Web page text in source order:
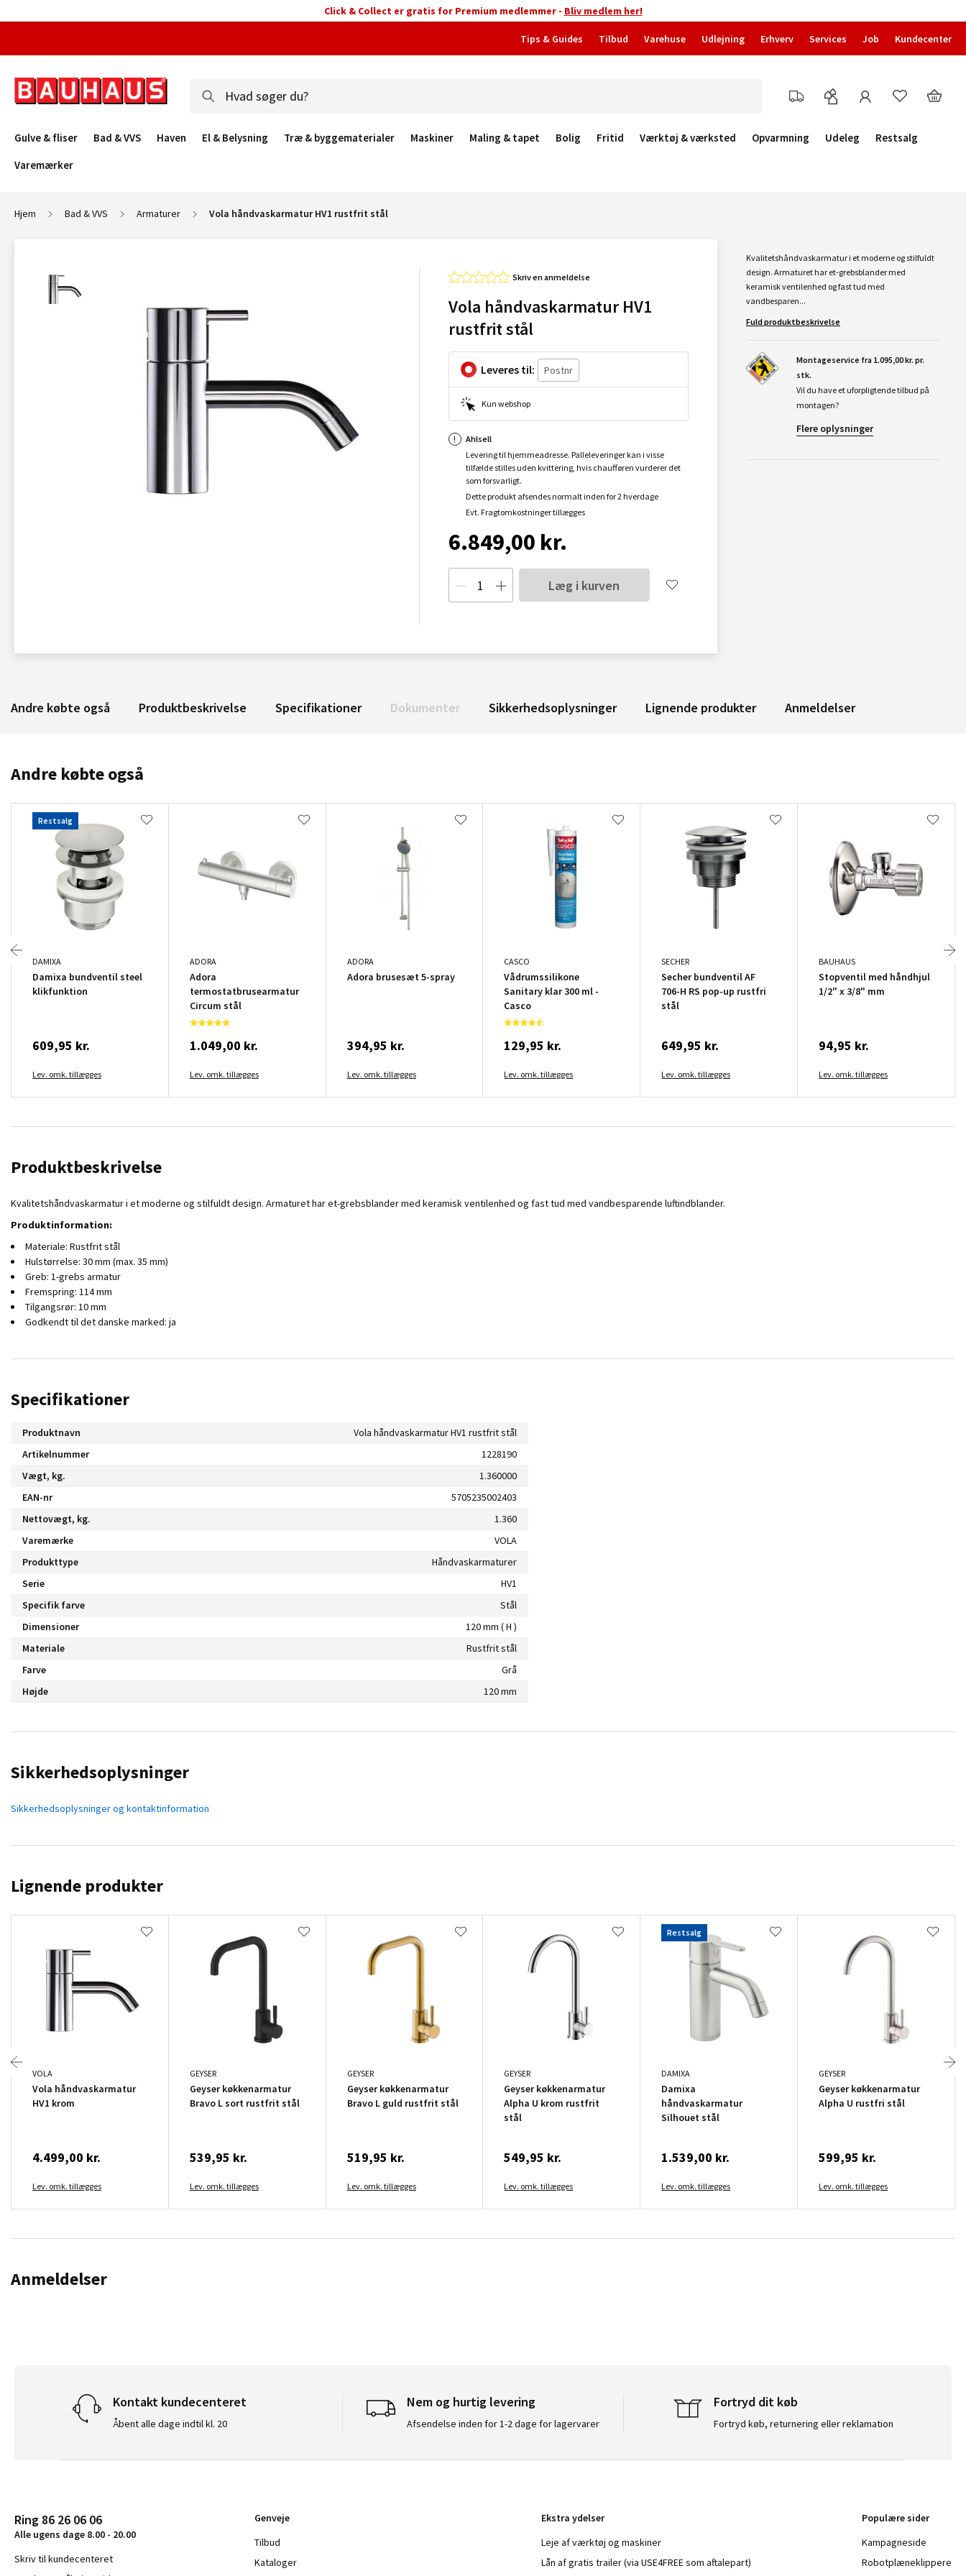
Click & Collect er gratis for Premium medlemmer - Bliv medlem her!
Tips & Guides Tilbud Varehuse Udlejning Erhverv Services Job Kundecenter
Gulve & fliser Bad & VVS Haven El & Belysning Træ & byggematerialer Maskiner Maling & tapet Bolig Fritid Værktøj & værksted Opvarmning Udeleg
Restsalg
Varemærker
Hjem Bad & VVS Armaturer Vola håndvaskarmatur HV1 rustfrit stål
Skriv en anmeldelse
Vola håndvaskarmatur HV1
rustfrit stål
Leveres til:
Kun webshop
Ahlsell
Levering til hjemmeadresse. Palleleveringer kan i visse
tilfælde stilles uden kvittering, hvis chaufføren vurderer det
som forsvarligt.
Dette produkt afsendes normalt inden for 2 hverdage
Evt. Fragtomkostninger tillægges
6.849,00 kr.
Læg i kurven
Kvalitetshåndvaskarmatur i et moderne og stilfuldt
design. Armaturet har et-grebsblander med
keramisk ventilenhed og fast tud med
vandbesparen...
Fuld produktbeskrivelse
Montageservice fra 1.095,00 kr. pr.
stk.
Vil du have et uforpligtende tilbud på
montagen?
Flere oplysninger
Andre købte også Produktbeskrivelse Specifikationer Dokumenter Sikkerhedsoplysninger Lignende produkter Anmeldelser
Andre købte også
Restsalg
DAMIXA
Damixa bundventil steel
klikfunktion
609,95 kr.
Lev. omk. tillægges
ADORA
Adora
termostatbrusearmatur
Circum stål
1.049,00 kr.
Lev. omk. tillægges
ADORA
Adora brusesæt 5-spray
394,95 kr.
Lev. omk. tillægges
CASCO
Vådrumssilikone
Sanitary klar 300 ml -
Casco
129,95 kr.
Lev. omk. tillægges
SECHER
Secher bundventil AF
706-H RS pop-up rustfri
stål
649,95 kr.
Lev. omk. tillægges
BAUHAUS
Stopventil med håndhjul
1/2" x 3/8" mm
94,95 kr.
Lev. omk. tillægges
Produktbeskrivelse
Kvalitetshåndvaskarmatur i et moderne og stilfuldt design. Armaturet har et-grebsblander med keramisk ventilenhed og fast tud med vandbesparende luftindblander.
Produktinformation:
Materiale: Rustfrit stål
Hulstørrelse: 30 mm (max. 35 mm)
Greb: 1-grebs armatur
Fremspring: 114 mm
Tilgangsrør: 10 mm
Godkendt til det danske marked: ja
Specifikationer
Produktnavn
Vola håndvaskarmatur HV1 rustfrit stål
Artikelnummer
1228190
Vægt, kg.
1.360000
EAN-nr
5705235002403
Nettovægt, kg.
1.360
Varemærke
VOLA
Produkttype
Håndvaskarmaturer
Serie
HV1
Specifik farve
Stål
Dimensioner
120 mm ( H )
Materiale
Rustfrit stål
Farve
Grå
Højde
120 mm
Sikkerhedsoplysninger
Sikkerhedsoplysninger og kontaktinformation
Lignende produkter
VOLA
Vola håndvaskarmatur
HV1 krom
4.499,00 kr.
Lev. omk. tillægges
GEYSER
Geyser køkkenarmatur
Bravo L sort rustfrit stål
539,95 kr.
Lev. omk. tillægges
GEYSER
Geyser køkkenarmatur
Bravo L guld rustfrit stål
519,95 kr.
Lev. omk. tillægges
GEYSER
Geyser køkkenarmatur
Alpha U krom rustfrit
stål
549,95 kr.
Lev. omk. tillægges
Restsalg
DAMIXA
Damixa
håndvaskarmatur
Silhouet stål
1.539,00 kr.
Lev. omk. tillægges
GEYSER
Geyser køkkenarmatur
Alpha U rustfri stål
599,95 kr.
Lev. omk. tillægges
Anmeldelser
Kontakt kundecenteret
Åbent alle dage indtil kl. 20
Nem og hurtig levering
Afsendelse inden for 1-2 dage for lagervarer
Fortryd dit køb
Fortryd køb, returnering eller reklamation
Ring 86 26 06 06
Alle ugens dage 8.00 - 20.00
Skriv til kundecenteret
Genveje
Tilbud
Kataloger
Ekstra ydelser
Leje af værktøj og maskiner
Lån af gratis trailer (via USE4FREE som aftalepart)
Populære sider
Kampagneside
Robotplæneklippere